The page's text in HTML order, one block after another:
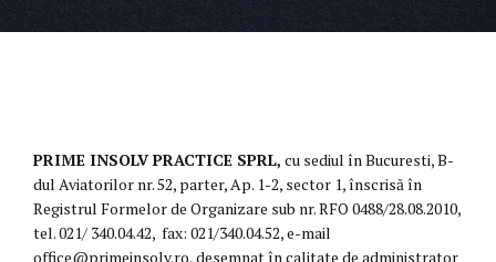
PRIME INSOLV PRACTICE SPRL, cu sediul în Bucuresti, B-
dul Aviatorilor nr. 52, parter, Ap. 1-2, sector 1, înscrisă în
Registrul Formelor de Organizare sub nr. RFO 0488/28.08.2010,
tel. 021/ 340.04.42, fax: 021/340.04.52, e-mail
office@primeinsolv.ro, desemnat în calitate de administrator